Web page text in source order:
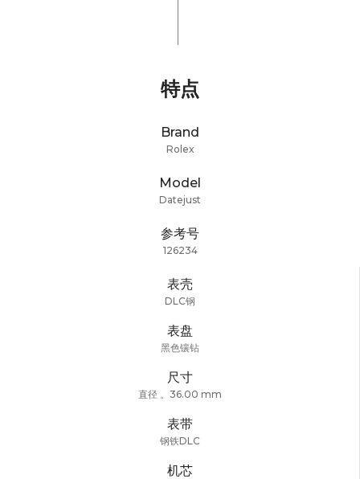
特点
Brand
Rolex
Model
Datejust
参考号
126234
表壳
DLC钢
表盘
黑色镶钻
尺寸
直径 。36.00 mm
表带
钢铁DLC
机芯